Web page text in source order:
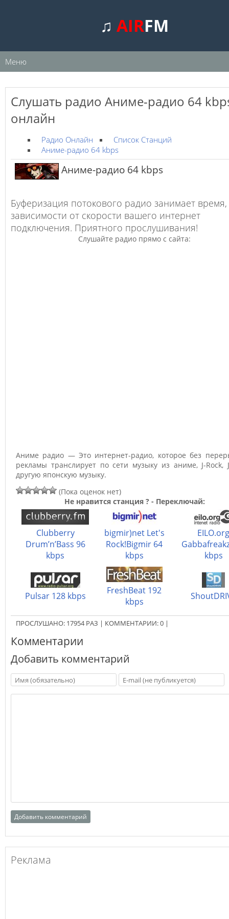
♫AIRFM
Меню
Слушать радио Аниме-радио 64
онлайн
Радио Онлайн
Список Станций
Аниме-радио 64 kbps
Аниме-радио 64 kbps
Буферизация потокового радио занимает время,
зависимости от скорости вашего интернет
подключения. Приятного прослушивания!
Слушайте радио прямо с сайта:
Аниме радио — Это интернет-радио, которое без
рекламы транслирует по сети музыку из аниме, J-Rock,
другую японскую музыку.
(Пока оценок нет)
Не нравится станция ? - Переключай:
Clubberry
Drum’n’Bass 96
kbps
bigmir)net Let's
Rock!Bigmir 64
kbps
kbps
Pulsar 128 kbps
FreshBeat 192
kbps
ПРОСЛУШАНО: 17954РАЗ | КОММЕНТАРИИ:0 |
Комментарии
Добавить комментарий
Реклама